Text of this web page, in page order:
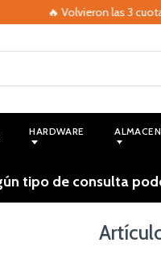
🔥 Volvieron las 3
HARDWARE
tipo de consulta